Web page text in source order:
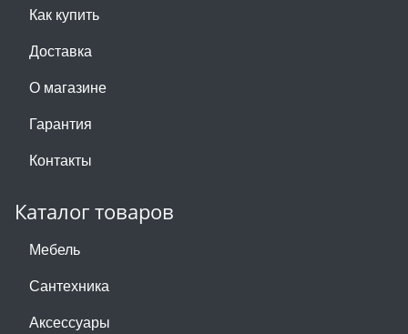
Как купить
Доставка
О магазине
Гарантия
Контакты
Каталог товаров
Мебель
Сантехника
Аксессуары